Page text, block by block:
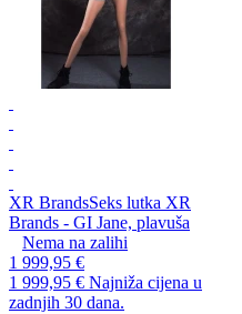
XR BrandsSeks lutka XR
Brands - GI Jane, plavuša
Nema na zalihi
1 999,95 €
1 999,95 € Najniža cijena u
zadnjih 30 dana.